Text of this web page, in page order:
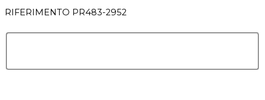
RIFERIMENTO PR483-2952